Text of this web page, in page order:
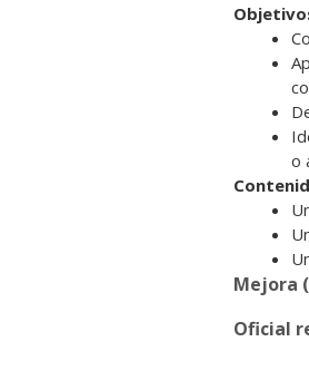
o
Mejora
Oficial